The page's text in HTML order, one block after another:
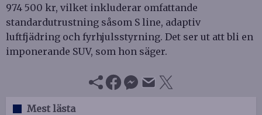
974 500 kr, vilket inkluderar omfattande
standardutrustning såsom S line, adaptiv
luftfjädring och fyrhjulsstyrning. Det ser ut att bli en
imponerande SUV, som hon säger.
Mest lästa